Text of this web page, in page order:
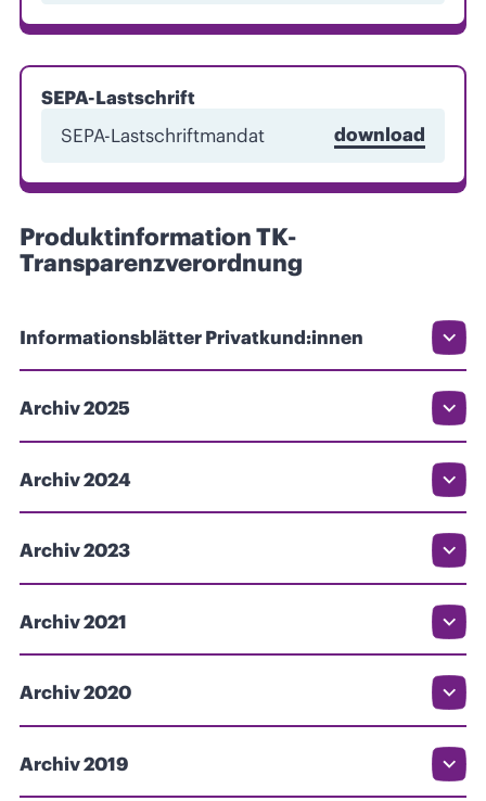
SEPA-Lastschrift
SEPA-Lastschriftmandat
download
Produktinformation TK-
Transparenzverordnung
Informationsblätter Privatkund:innen
Archiv 2025
Archiv 2024
Archiv 2023
Archiv 2021
Archiv 2020
Archiv 2019